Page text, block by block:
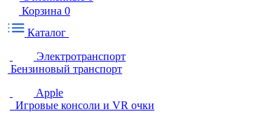
Корзина 0
Каталог
Электротранспорт
Бензиновый транспорт
Apple
Игровые консоли и VR очки